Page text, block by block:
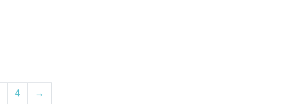
4 lbl.NextPage
→